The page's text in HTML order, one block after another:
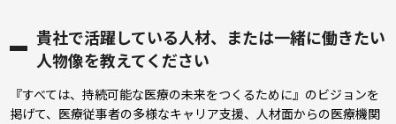
貴社で活躍している人材、または一緒に働きたい
人物像を教えてください
『すべては、持続可能な医療の未来をつくるために』のビジョンを
掲げて、医療従事者の多様なキャリア支援、人材面からの医療機関